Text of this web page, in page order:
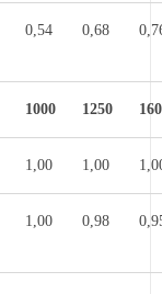
0,54 0,68
1000 1250
1,00 1,00
1,00 0,98